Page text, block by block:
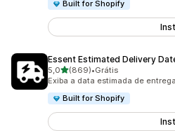
Built for Shopify
Essent Estimated Delivery
5,0de 5 estrelas
(869)
869 avaliações ao todo
•Grátis
Exiba a data estimada de
Built for Shopify